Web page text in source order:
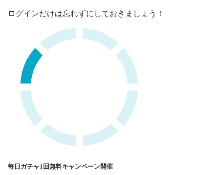
ログインだけは忘れずにしておきましょう！
毎日ガチャ1回無料キャンペーン開催